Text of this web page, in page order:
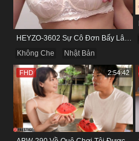
Không Che
Nhật Bản
FHD 2:54:42